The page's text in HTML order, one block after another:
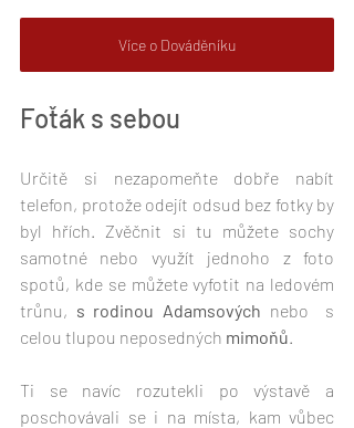
Více o Dováděníku
Foťák s sebou
Určitě si nezapomeňte dobře nabít
telefon, protože odejít odsud bez fotky by
byl hřích. Zvěčnit si tu můžete sochy
samotné nebo využít jednoho z foto
spotů, kde se můžete vyfotit na ledovém
trůnu, s rodinou Adamsových nebo  s
celou tlupou neposedných mimoňů.
Ti se navíc rozutekli po výstavě a
poschovávali se i na místa, kam vůbec